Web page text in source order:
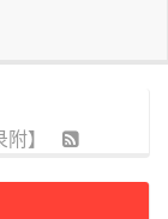
】